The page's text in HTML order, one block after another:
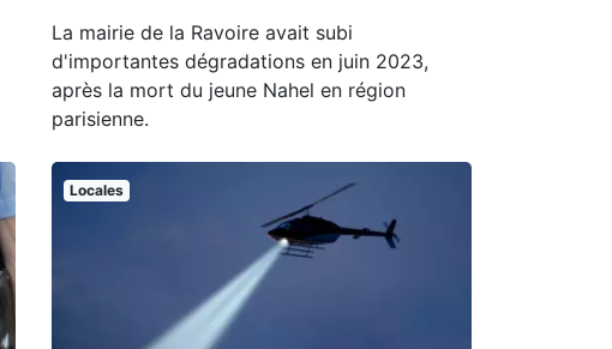
La mairie de la Ravoire avait subi
d'importantes dégradations en juin 2023,
après la mort du jeune Nahel en région
parisienne.
Locales